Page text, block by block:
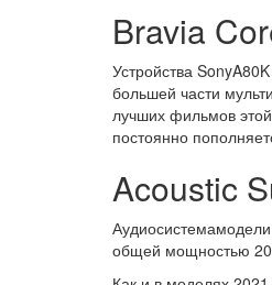
Bravia
Устройства
большей части
лучших фильмов
постоянно
Acoustic
общей мощностью 20